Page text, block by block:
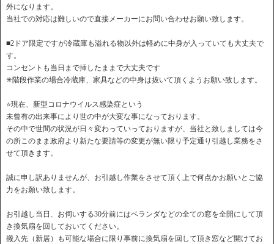
外になります。
当社での対応は難しいので直接メーカーにお問い合わせお願い致します。
■2ドア限定ですが冷蔵庫も溢れる物以外は軽めに中身が入っていても大丈夫で
す。
コンセントも当日まで挿したままで大丈夫です
✳︎階段作業の場合冷蔵庫、家具などの中身は抜いて頂くようお願い致します。
⭐️現在、新型コロナウイルス感染症という
未曾有の出来事により世の中が大変な事になっております。
その中で世間の状況が日々変わっていっておりますが、当社と致しましては今
の所このまま政府より新たな要請等の変更が無い限り予定通り引越し業務をさ
せて頂きます。
誠に申し訳ありませんが、お引越し作業をさせて頂く上で何点かお願いとご協
力をお願い致します。
お引越し当日、お伺いする30分前にはベランダなどの全ての窓を全開にして頂
き換気扇を回しておいてください。
搬入先（新居）も可能な場合に限り事前に換気扇を回して頂き窓など開けてお